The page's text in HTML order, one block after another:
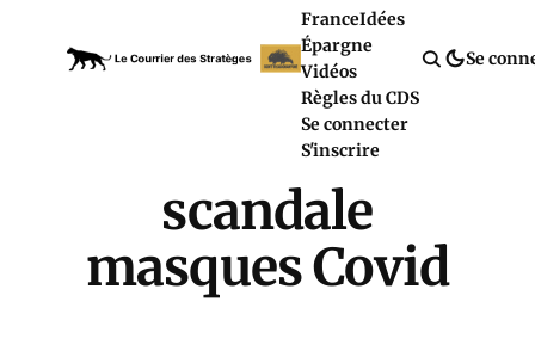
FranceIdées
Épargne
Vidéos
Règles du CDS
Se connecter
S'inscrire
Se
scandale
masques Covid